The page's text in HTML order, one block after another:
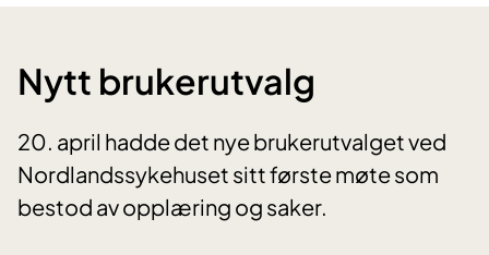
Nytt brukerutvalg
20. april hadde det nye brukerutvalget ved
Nordlandssykehuset sitt første møte som
bestod av opplæring og saker.